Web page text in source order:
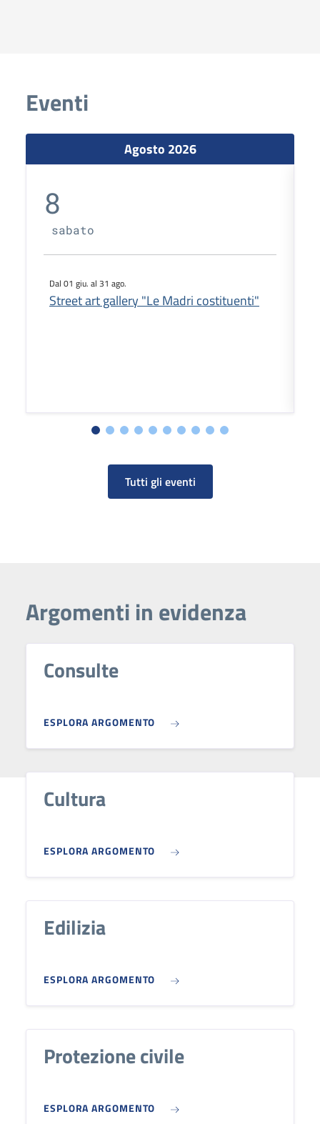
Eventi
Agosto 2026
8
sabato
Dal 01 giu. al 31 ago.
Street art gallery "Le Madri costituenti"
Tutti gli eventi
Argomenti in evidenza
Consulte
ESPLORA ARGOMENTO
Cultura
ESPLORA ARGOMENTO
Edilizia
ESPLORA ARGOMENTO
Protezione civile
ESPLORA ARGOMENTO